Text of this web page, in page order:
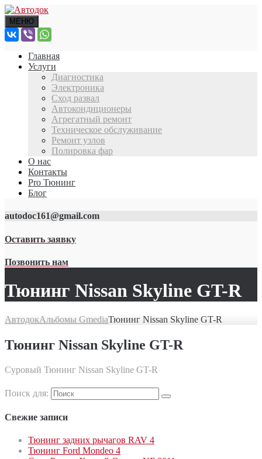
МЕНЮ
Главная
Услуги
Диагностика
Электроника
Сход развал
Автокондиционеры
Агрегатный ремонт
Техническое обслуживание
Ремонт узлов
Полировка фар
О нас
Контакты
Pro Тюнинг
Блог
autodoc161@gmail.com
Оставить заявку
Позвонить нам
Тюнинг Nissan Skyline GT-R
АвтодокАльбомы GmediaТюнинг Nissan Skyline GT-R
Тюнинг Nissan Skyline GT-R
Суровый Тюнинг Nissan Skyline GT-R
Поиск для:
Свежие записи
Тюнинг задних рычагов RAV 4
Тюнинг Ford Mondeo 4